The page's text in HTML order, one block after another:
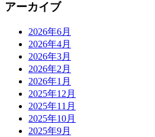
アーカイブ
2026年6月
2026年4月
2026年3月
2026年2月
2026年1月
2025年12月
2025年11月
2025年10月
2025年9月